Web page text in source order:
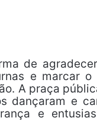
de
e marcar
A praça
dançaram e
e